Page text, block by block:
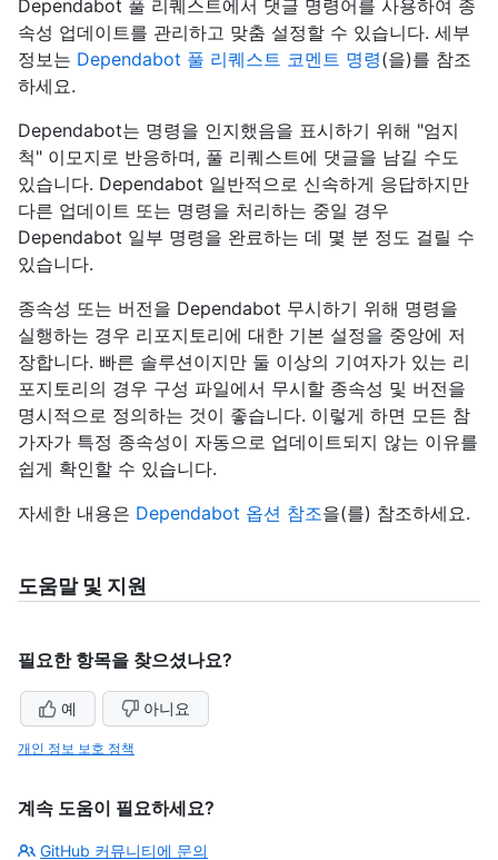
Dependabot 풀 리퀘스트에서 댓글 명령어를 사용하여 종
속성 업데이트를 관리하고 맞춤 설정할 수 있습니다. 세부
정보는 Dependabot 풀 리퀘스트 코멘트 명령(을)를 참조
하세요.
Dependabot는 명령을 인지했음을 표시하기 위해 "엄지
척" 이모지로 반응하며, 풀 리퀘스트에 댓글을 남길 수도
있습니다. Dependabot 일반적으로 신속하게 응답하지만
다른 업데이트 또는 명령을 처리하는 중일 경우
Dependabot 일부 명령을 완료하는 데 몇 분 정도 걸릴 수
있습니다.
종속성 또는 버전을 Dependabot 무시하기 위해 명령을
실행하는 경우 리포지토리에 대한 기본 설정을 중앙에 저
장합니다. 빠른 솔루션이지만 둘 이상의 기여자가 있는 리
포지토리의 경우 구성 파일에서 무시할 종속성 및 버전을
명시적으로 정의하는 것이 좋습니다. 이렇게 하면 모든 참
가자가 특정 종속성이 자동으로 업데이트되지 않는 이유를
쉽게 확인할 수 있습니다.
자세한 내용은 Dependabot 옵션 참조을(를) 참조하세요.
도움말 및 지원
필요한 항목을 찾으셨나요?
예 아니요
개인 정보 보호 정책
계속 도움이 필요하세요?
GitHub 커뮤니티에 문의